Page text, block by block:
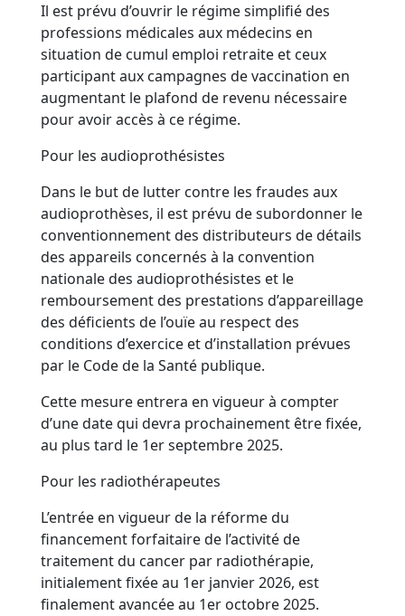
Il est prévu d’ouvrir le régime simplifié des
professions médicales aux médecins en
situation de cumul emploi retraite et ceux
participant aux campagnes de vaccination en
augmentant le plafond de revenu nécessaire
pour avoir accès à ce régime.
Pour les audioprothésistes
Dans le but de lutter contre les fraudes aux
audioprothèses, il est prévu de subordonner le
conventionnement des distributeurs de détails
des appareils concernés à la convention
nationale des audioprothésistes et le
remboursement des prestations d’appareillage
des déficients de l’ouïe au respect des
conditions d’exercice et d’installation prévues
par le Code de la Santé publique.
Cette mesure entrera en vigueur à compter
d’une date qui devra prochainement être fixée,
au plus tard le 1er septembre 2025.
Pour les radiothérapeutes
L’entrée en vigueur de la réforme du
financement forfaitaire de l’activité de
traitement du cancer par radiothérapie,
initialement fixée au 1er janvier 2026, est
finalement avancée au 1er octobre 2025.